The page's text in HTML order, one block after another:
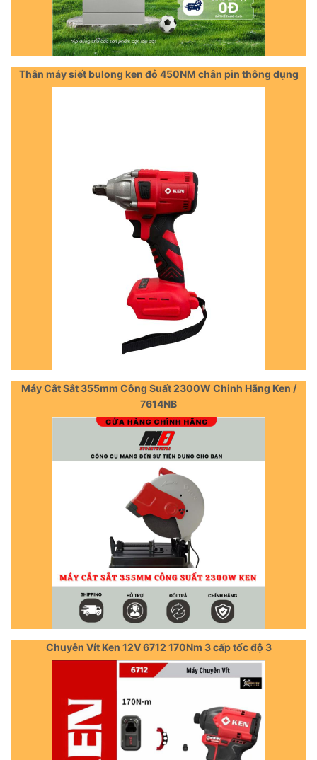
Thân máy siết bulong ken đỏ 450NM chân pin thông dụng
Máy Cắt Sắt 355mm Công Suất 2300W Chinh Hãng Ken /
7614NB
Chuyên Vít Ken 12V 6712 170Nm 3 cấp tốc độ 3